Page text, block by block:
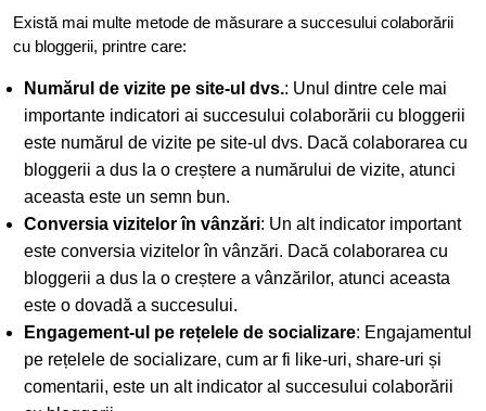
Există mai multe metode de măsurare a succesului colaborării
cu bloggerii, printre care:
Numărul de vizite pe site-ul dvs.: Unul dintre cele mai
importante indicatori ai succesului colaborării cu bloggerii
este numărul de vizite pe site-ul dvs. Dacă colaborarea cu
bloggerii a dus la o creștere a numărului de vizite, atunci
aceasta este un semn bun.
Conversia vizitelor în vânzări: Un alt indicator important
este conversia vizitelor în vânzări. Dacă colaborarea cu
bloggerii a dus la o creștere a vânzărilor, atunci aceasta
este o dovadă a succesului.
Engagement-ul pe rețelele de socializare: Engajamentul
pe rețelele de socializare, cum ar fi like-uri, share-uri și
comentarii, este un alt indicator al succesului colaborării